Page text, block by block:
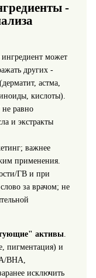
-
может
других -
астма,
кислоты).
не равно
и экстракты
важнее
применения.
ГВ и при
за врачом; не
активы.
пигментация) и
BHA,
исключить